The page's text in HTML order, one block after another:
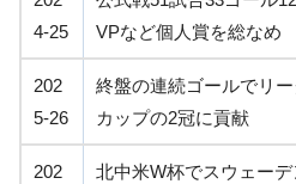
4-25
VPなど個人賞を総なめ
202
5-26
終盤の連続ゴールでリ
カップの2冠に貢献
202
北中米W杯でスウェー